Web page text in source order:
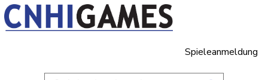
Spieleanmeldung